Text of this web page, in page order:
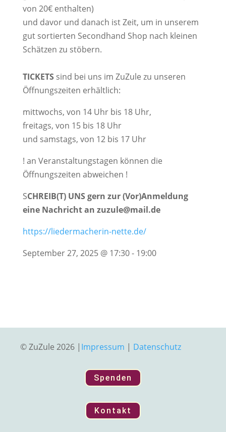
von 20€ enthalten)
und davor und danach ist Zeit, um in unserem
gut sortierten Secondhand Shop nach kleinen
Schätzen zu stöbern.
TICKETS sind bei uns im ZuZule zu unseren
Öffnungszeiten erhältlich:
mittwochs, von 14 Uhr bis 18 Uhr,
freitags, von 15 bis 18 Uhr
und samstags, von 12 bis 17 Uhr
! an Veranstaltungstagen können die
Öffnungszeiten abweichen !
SCHREIB(T) UNS gern zur (Vor)Anmeldung
eine Nachricht an zuzule@mail.de
https://liedermacherin-nette.de/
September 27, 2025 @ 17:30- 19:00
© ZuZule 2026 | Impressum | Datenschutz
Spenden
Kontakt